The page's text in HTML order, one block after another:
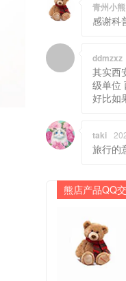
青州小熊
感谢科
ddmzxz
其实西
级单位
好比如
taki
旅行的
熊店产品QQ